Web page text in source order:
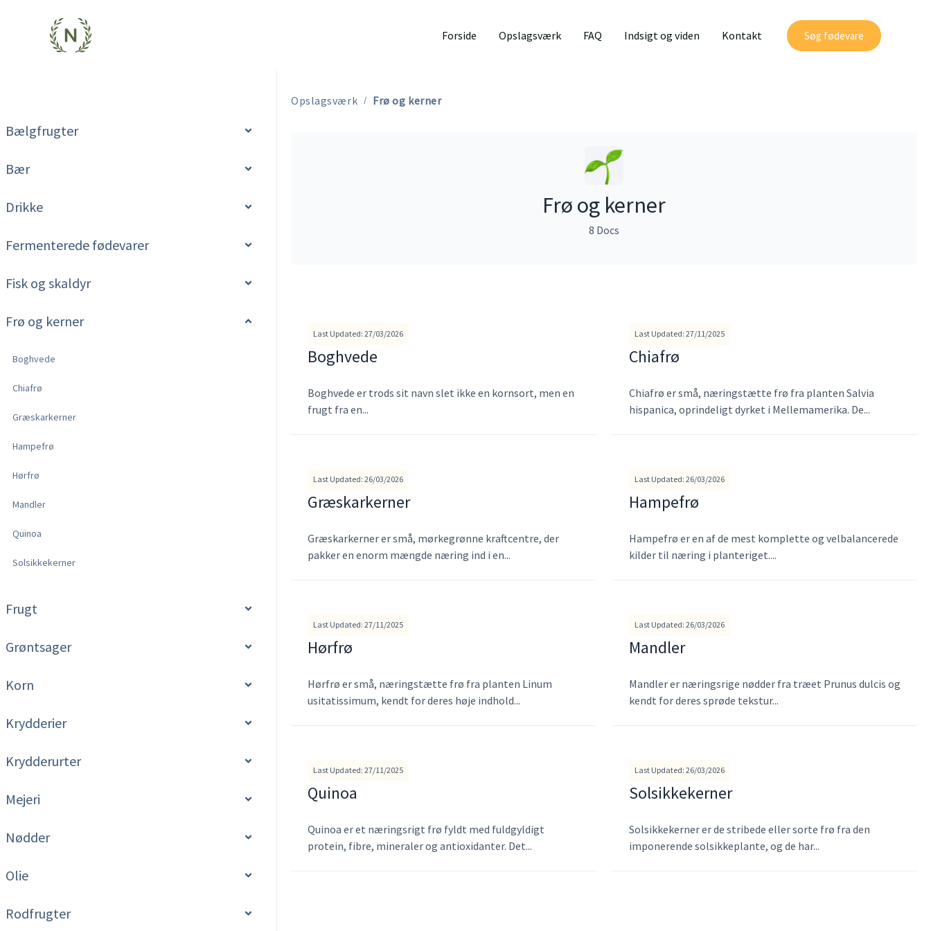
Forside Opslagsværk FAQ Indsigt og viden Kontakt Søg fødevare
Bælgfrugter
Bær
Drikke
Fermenterede fødevarer
Fisk og skaldyr
Frø og kerner
Boghvede
Chiafrø
Græskarkerner
Hampefrø
Hørfrø
Mandler
Quinoa
Solsikkekerner
Frugt
Grøntsager
Korn
Krydderier
Krydderurter
Mejeri
Nødder
Olie
Rodfrugter
Opslagsværk Frø og kerner
Frø og kerner
8 Docs
Last Updated: 27/03/2026
Boghvede
Boghvede er trods sit navn slet ikke en kornsort, men en
frugt fra en...
Last Updated: 27/11/2025
Chiafrø
Chiafrø er små, næringstætte frø fra planten Salvia
hispanica, oprindeligt dyrket i Mellemamerika. De...
Last Updated: 26/03/2026
Græskarkerner
Græskarkerner er små, mørkegrønne kraftcentre, der
pakker en enorm mængde næring ind i en...
Last Updated: 26/03/2026
Hampefrø
Hampefrø er en af de mest komplette og velbalancerede
kilder til næring i planteriget....
Last Updated: 27/11/2025
Hørfrø
Hørfrø er små, næringstætte frø fra planten Linum
usitatissimum, kendt for deres høje indhold...
Last Updated: 26/03/2026
Mandler
Mandler er næringsrige nødder fra træet Prunus dulcis og
kendt for deres sprøde tekstur...
Last Updated: 27/11/2025
Quinoa
Quinoa er et næringsrigt frø fyldt med fuldgyldigt
protein, fibre, mineraler og antioxidanter. Det...
Last Updated: 26/03/2026
Solsikkekerner
Solsikkekerner er de stribede eller sorte frø fra den
imponerende solsikkeplante, og de har...